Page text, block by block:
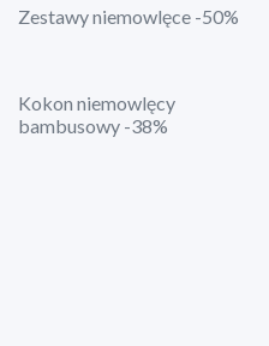
Zestawy niemowlęce -50%
Kokon niemowlęcy
bambusowy -38%